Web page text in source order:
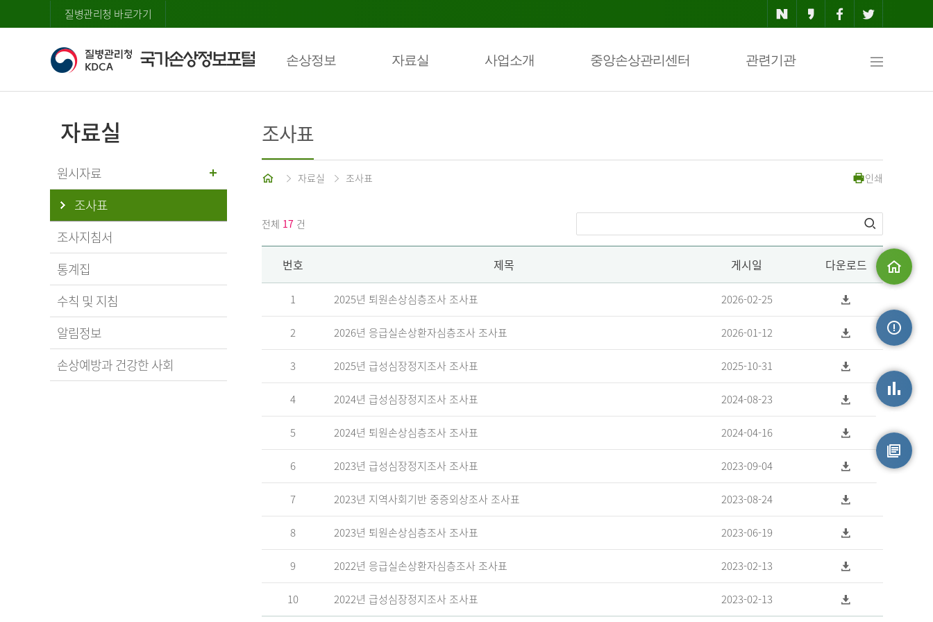
질병관리청 바로가기
손상정보 자료실 사업소개 중앙손상관리센터 관련기관
맵
자료실
원시자료
조사표
조사지침서
통계집
수칙 및 지침
알림정보
손상예방과 건강한 사회
조사표
홈 자료실 조사표 인쇄
전체 17 건
번호 제목 게시일 다운로드
1 2025년 퇴원손상심층조사 조사표 2026-02-25
2 2026년 응급실손상환자심층조사 조사표 2026-01-12
3 2025년 급성심장정지조사 조사표 2025-10-31
4 2024년 급성심장정지조사 조사표 2024-08-23
5 2024년 퇴원손상심층조사 조사표 2024-04-16
6 2023년 급성심장정지조사 조사표 2023-09-04
7 2023년 지역사회기반 중증외상조사 조사표 2023-08-24
8 2023년 퇴원손상심층조사 조사표 2023-06-19
9 2022년 응급실손상환자심층조사 조사표 2023-02-13
10 2022년 급성심장정지조사 조사표 2023-02-13